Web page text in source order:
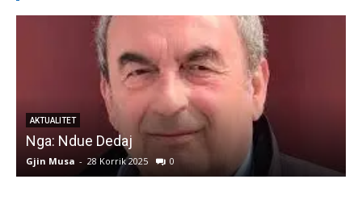
AKTUALITET
Nga: Ndue Dedaj
Gjin Musa - 28 Korrik 2025 0